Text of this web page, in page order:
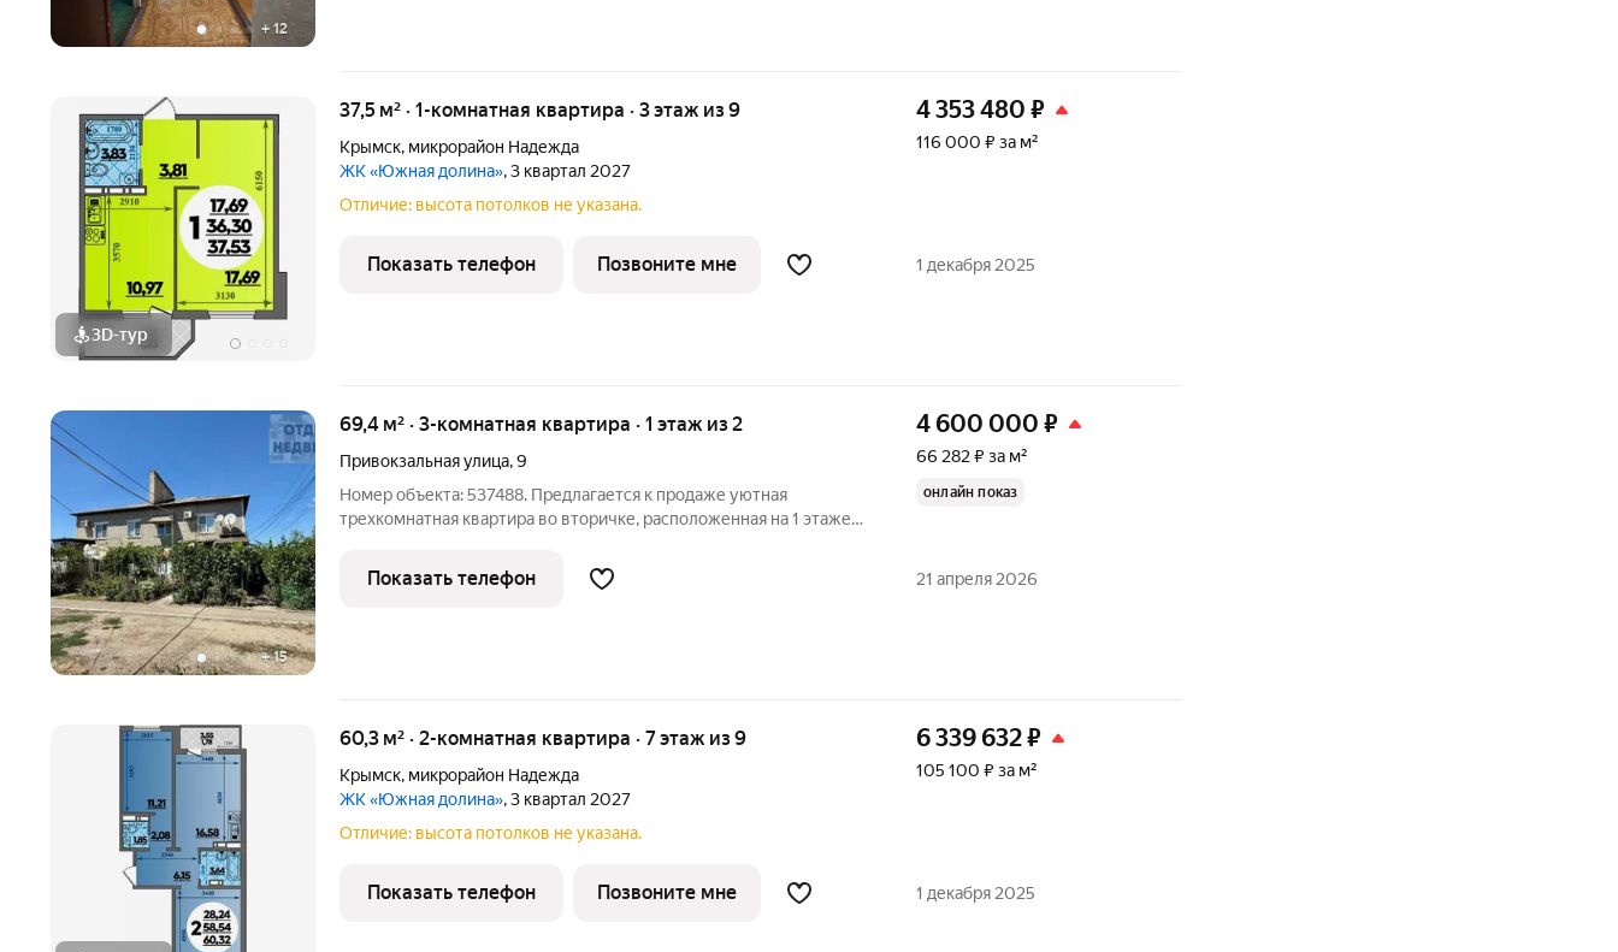
+ 12
3D-тур
37,5 м² · 1-комнатная квартира · 3 этаж из 9
Крымск, микрорайон Надежда
ЖК «Южная долина», 3 квартал 2027
4 353 480 ₽
116 000 ₽ за м²
Отличие: высота потолков не указана.
Показать телефон Позвоните мне 1 декабря 2025
+15
69,4 м² · 3-комнатная квартира · 1 этаж из 2
Привокзальная улица,9
Номер объекта: 537488. Предлагается к продаже уютная
трехкомнатная квартира во вторичке, расположенная на 1 этаже
составляет 69.40 кв.м., кухня - 8.2 кв.м. В квартире выполнен
стандартный ремонт, что
4 600 000 ₽
66 282 ₽ за м²
онлайн показ
Показать телефон 21 апреля 2026
60,3 м² · 2-комнатная квартира · 7 этаж из 9
Крымск, микрорайон Надежда
ЖК «Южная долина», 3 квартал 2027
6 339 632₽
105 100 ₽ за м²
Отличие: высота потолков не указана.
Показать телефон Позвоните мне 1 декабря 2025